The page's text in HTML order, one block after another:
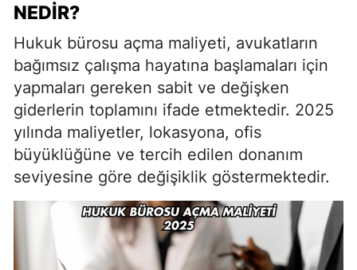
NEDIR?
Hukuk bürosu açma maliyeti, avukatların
bağımsız çalışma hayatına başlamaları için
yapmaları gereken sabit ve değişken
giderlerin toplamını ifade etmektedir. 2025
yılında maliyetler, lokasyona, ofis
büyüklüğüne ve tercih edilen donanım
seviyesine göre değişiklik göstermektedir.